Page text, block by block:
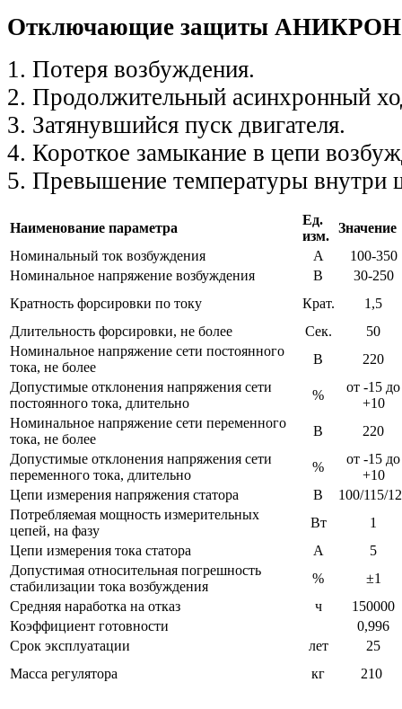
Отключающие защиты
1. Потеря возбуждения.
2. Продолжительный асинхронный
3. Затянувшийся пуск двигателя.
4. Короткое замыкание в цепи
5. Превышение температуры внутри
Наименование параметра
Ед.
изм.
Значение
Номинальный ток возбуждения
А
100-350
Номинальное напряжение возбуждения
В
30-250
Кратность форсировки по току
Крат.
1,5
Длительность форсировки, не более
Сек.
50
Номинальное напряжение сети постоянного
тока, не более
В
220
Допустимые отклонения напряжения сети
постоянного тока, длительно
%
от -15 до
+10
Номинальное напряжение сети переменного
тока, не более
В
220
Допустимые отклонения напряжения сети
переменного тока, длительно
%
от -15 до
+10
Цепи измерения напряжения статора
В
100/115/
Потребляемая мощность измерительных
цепей, на фазу
Вт
1
Цепи измерения тока статора
А
5
Допустимая относительная погрешность
стабилизации тока возбуждения
%
±1
Средняя наработка на отказ
ч
150000
Коэффициент готовности
0,996
Срок эксплуатации
лет
25
Масса регулятора
кг 210